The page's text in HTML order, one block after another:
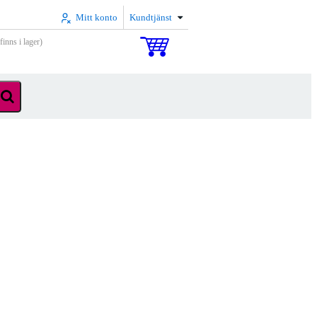
Mitt konto Kundtjänst
i lager)